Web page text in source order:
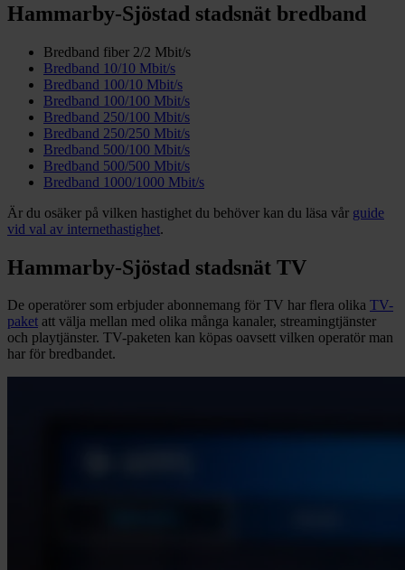
Hammarby-Sjöstad stadsnät bredband
Bredband fiber 2/2 Mbit/s
Bredband 10/10 Mbit/s
Bredband 100/10 Mbit/s
Bredband 100/100 Mbit/s
Bredband 250/100 Mbit/s
Bredband 250/250 Mbit/s
Bredband 500/100 Mbit/s
Bredband 500/500 Mbit/s
Bredband 1000/1000 Mbit/s
Är du osäker på vilken hastighet du behöver kan du läsa vår guide
vid val av internethastighet.
Hammarby-Sjöstad stadsnät TV
De operatörer som erbjuder abonnemang för TV har flera olika TV-
paket att välja mellan med olika många kanaler, streamingtjänster
och playtjänster. TV-paketen kan köpas oavsett vilken operatör man
har för bredbandet.